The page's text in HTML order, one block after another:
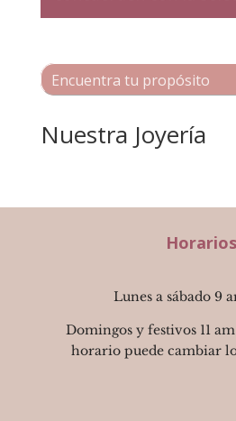
Nuestra Joyería
Horarios
Lunes a sábado 9
Domingos y festivos 11
horario puede cambiar